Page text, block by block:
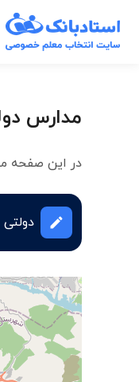
مدارس
در این صفحه مدارس
دولتی